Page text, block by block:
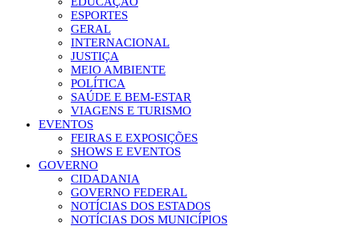
ESPORTES
GERAL
INTERNACIONAL
JUSTIÇA
MEIO AMBIENTE
POLÍTICA
SAÚDE E BEM-ESTAR
VIAGENS E TURISMO
EVENTOS
FEIRAS E EXPOSIÇÕES
SHOWS E EVENTOS
GOVERNO
CIDADANIA
GOVERNO FEDERAL
NOTÍCIAS DOS ESTADOS
NOTÍCIAS DOS MUNICÍPIOS